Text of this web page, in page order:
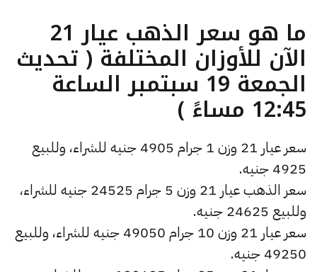
ما هو سعر الذهب عيار 21
الآن للأوزان المختلفة ( تحديث
الجمعة 19 سبتمبر الساعة
12:45 مساءً )
سعر عيار 21 وزن 1 جرام 4905 جنيه للشراء، وللبيع
4925 جنيه.
سعر الذهب عيار 21 وزن 5 جرام 24525 جنيه للشراء،
وللبيع 24625 جنيه.
سعر عيار 21 وزن 10 جرام 49050 جنيه للشراء، وللبيع
49250 جنيه.